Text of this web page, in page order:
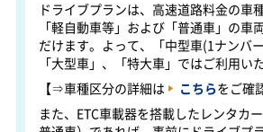
ドライブプランは、高速道路料金の車
「軽自動車等」および「普通車」の車
だけます。よって、「中型車(1ナンバ
「大型車」、「特大車」ではご利用い
【⇒車種区分の詳細は
こちらをご確
また、ETC車載器を搭載したレンタカ